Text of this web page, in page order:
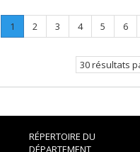
Page
1
Page
Page
2 Page
3 Page
4 Page
5 Page
6
30 résultats
RÉPERTOIRE DU
DÉPARTEMENT